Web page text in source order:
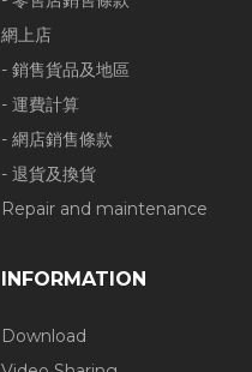
網上店
- 銷售貨品及地區
- 運費計算
- 網店銷售條款
- 退貨及換貨
Repair and maintenance
INFORMATION
Download